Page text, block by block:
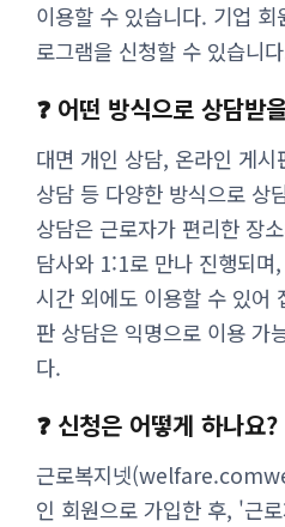
이용할 수 있습니다. 기업
로그램을 신청할 수 있습니
❓ 어떤 방식으로 상담받
대면 개인 상담, 온라인 게
상담 등 다양한 방식으로 상
상담은 근로자가 편리한 장
담사와 1:1로 만나 진행되
시간 외에도 이용할 수 있어
판 상담은 익명으로 이용 가
다.
❓ 신청은 어떻게 하나요?
근로복지넷
인 회원으로 가입한 후, '근